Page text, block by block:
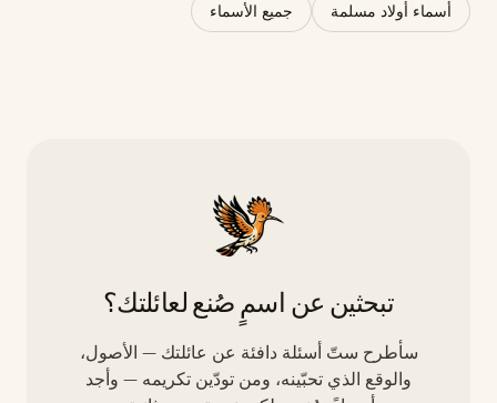
أسماء أولاد مسلمة جميع الأسماء
تبحثين عن اسمٍ صُنع لعائلتك؟
سأطرح ستّ أسئلة دافئة عن عائلتك — الأصول،
والوقع الذي تحبّينه، ومن تودّين تكريمه — وأجد